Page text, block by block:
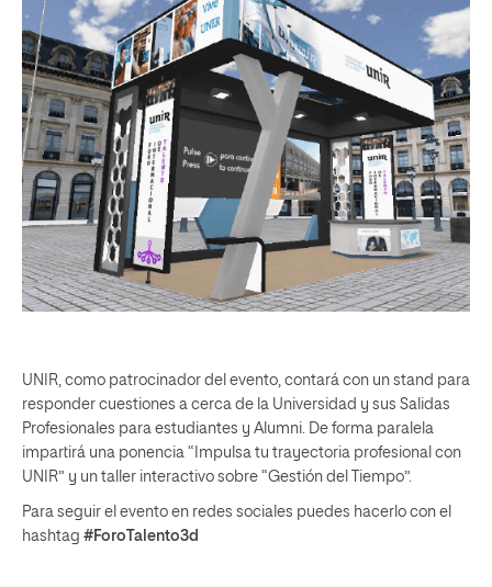
UNIR, como patrocinador del evento, contará con un stand para
responder cuestiones a cerca de la Universidad y sus Salidas
Profesionales para estudiantes y Alumni. De forma paralela
impartirá una ponencia “Impulsa tu trayectoria profesional con
UNIR” y un taller interactivo sobre “Gestión del Tiempo”.
Para seguir el evento en redes sociales puedes hacerlo con el
hashtag #ForoTalento3d